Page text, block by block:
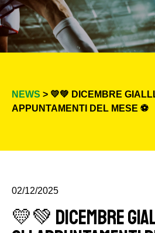
NEWS > 💛💚 DICEMBRE
APPUNTAMENTI DEL MESE ⚽️
02/12/2025
💛💚 DICEMBRE